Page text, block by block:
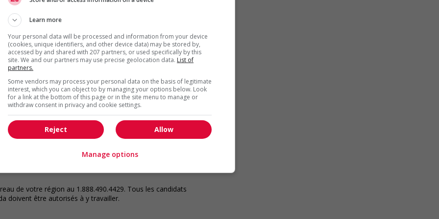
le texte et d'en faciliter la lecture.
firme de solutions de gestion des talents spécialisées
d'emploi hautement qualifiés avec des opportunités
des solutions de placement contractuel, temporaire et
et de la comptabilité, des technologies, du marketing et
à la clientèle.
pour réussir. Nous vous donnons accès aux
des avantages sociaux compétitifs, ainsi qu'à des
de toutes les opportunités, peu importe où vous
l'application Robert Half et postulez en un seul clic,
des emplois proposés par l'IA, et plus encore.
de votre région au 1.888.490.4429. Tous les candidats
doivent être autorisés à y travailler.
Learn more
Your personal data will be processed and information from your device
(cookies, unique identifiers, and other device data) may be stored by,
accessed by and shared with 207 partners, or used specifically by this
site. We and our partners may use precise geolocation data. List of
partners.
Some vendors may process your personal data on the basis of legitimate
interest, which you can object to by managing your options below. Look
for a link at the bottom of this page or in the site menu to manage or
withdraw consent in privacy and cookie settings.
Allow
Reject
Manage options